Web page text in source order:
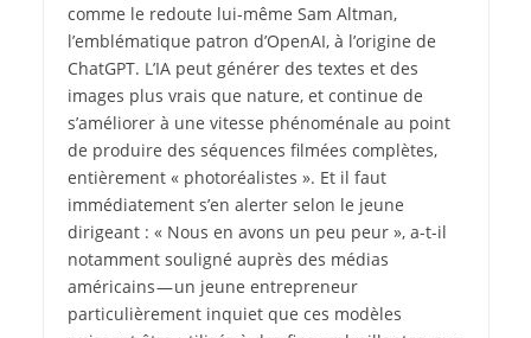
comme le redoute lui-même Sam Altman,
l’emblématique patron d’OpenAI, à l’origine de
ChatGPT. L’IA peut générer des textes et des
images plus vrais que nature, et continue de
s’améliorer à une vitesse phénoménale au point
de produire des séquences filmées complètes,
entièrement « photoréalistes ». Et il faut
immédiatement s’en alerter selon le jeune
dirigeant : « Nous en avons un peu peur », a-t-il
notamment souligné auprès des médias
américains — un jeune entrepreneur
particulièrement inquiet que ces modèles